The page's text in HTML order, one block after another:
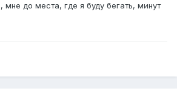
мне до места, где я буду бегать, минут